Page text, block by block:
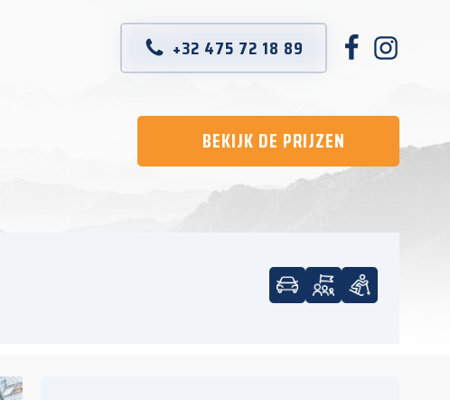
+32 475 72 18 89
BEKIJK DE PRIJZEN